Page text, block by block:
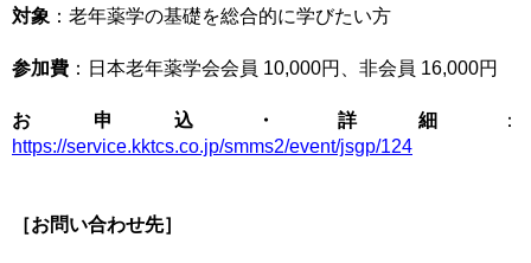
対象 ：老年薬学の基礎を総合的に学びたい方
参加費 ：日本老年薬学会会員 10,000円、非会員 16,000円
お申込・詳細
：
https://service.kktcs.co.jp/smms2/event/jsgp/124
［お問い合わせ先］